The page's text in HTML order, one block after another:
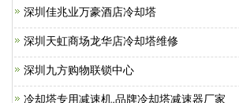
深圳佳兆业万豪酒店冷却塔
深圳天虹商场龙华店冷却塔维修
深圳九方购物联锁中心
冷却塔专用减速机,品牌冷却塔减速器厂家